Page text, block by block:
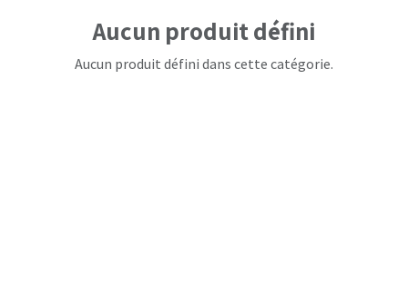
Aucun produit défini
Aucun produit défini dans cette catégorie.